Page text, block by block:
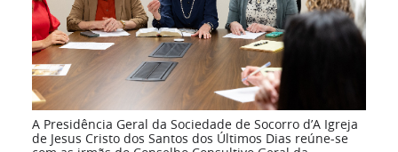
A Presidência Geral da Sociedade de Socorro d’A Igreja
de Jesus Cristo dos Santos dos Últimos Dias reúne-se